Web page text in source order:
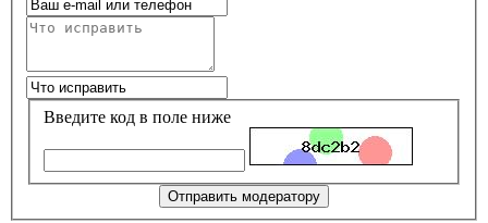
Введите код в поле ниже
Отправить модератору